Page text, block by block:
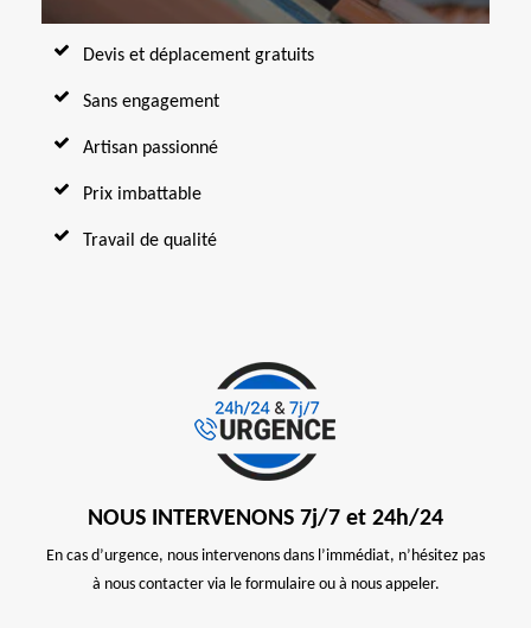
Devis et déplacement gratuits
Sans engagement
Artisan passionné
Prix imbattable
Travail de qualité
NOUS INTERVENONS 7j/7 et 24h/24
En cas d’urgence, nous intervenons dans l’immédiat, n’hésitez pas
à nous contacter via le formulaire ou à nous appeler.